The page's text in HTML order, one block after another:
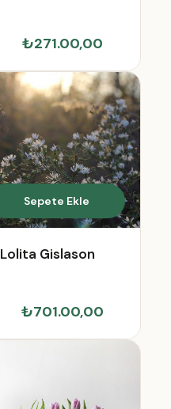
₺271.00,00
Sepete Ekle
Lolita Gislason
₺701.00,00